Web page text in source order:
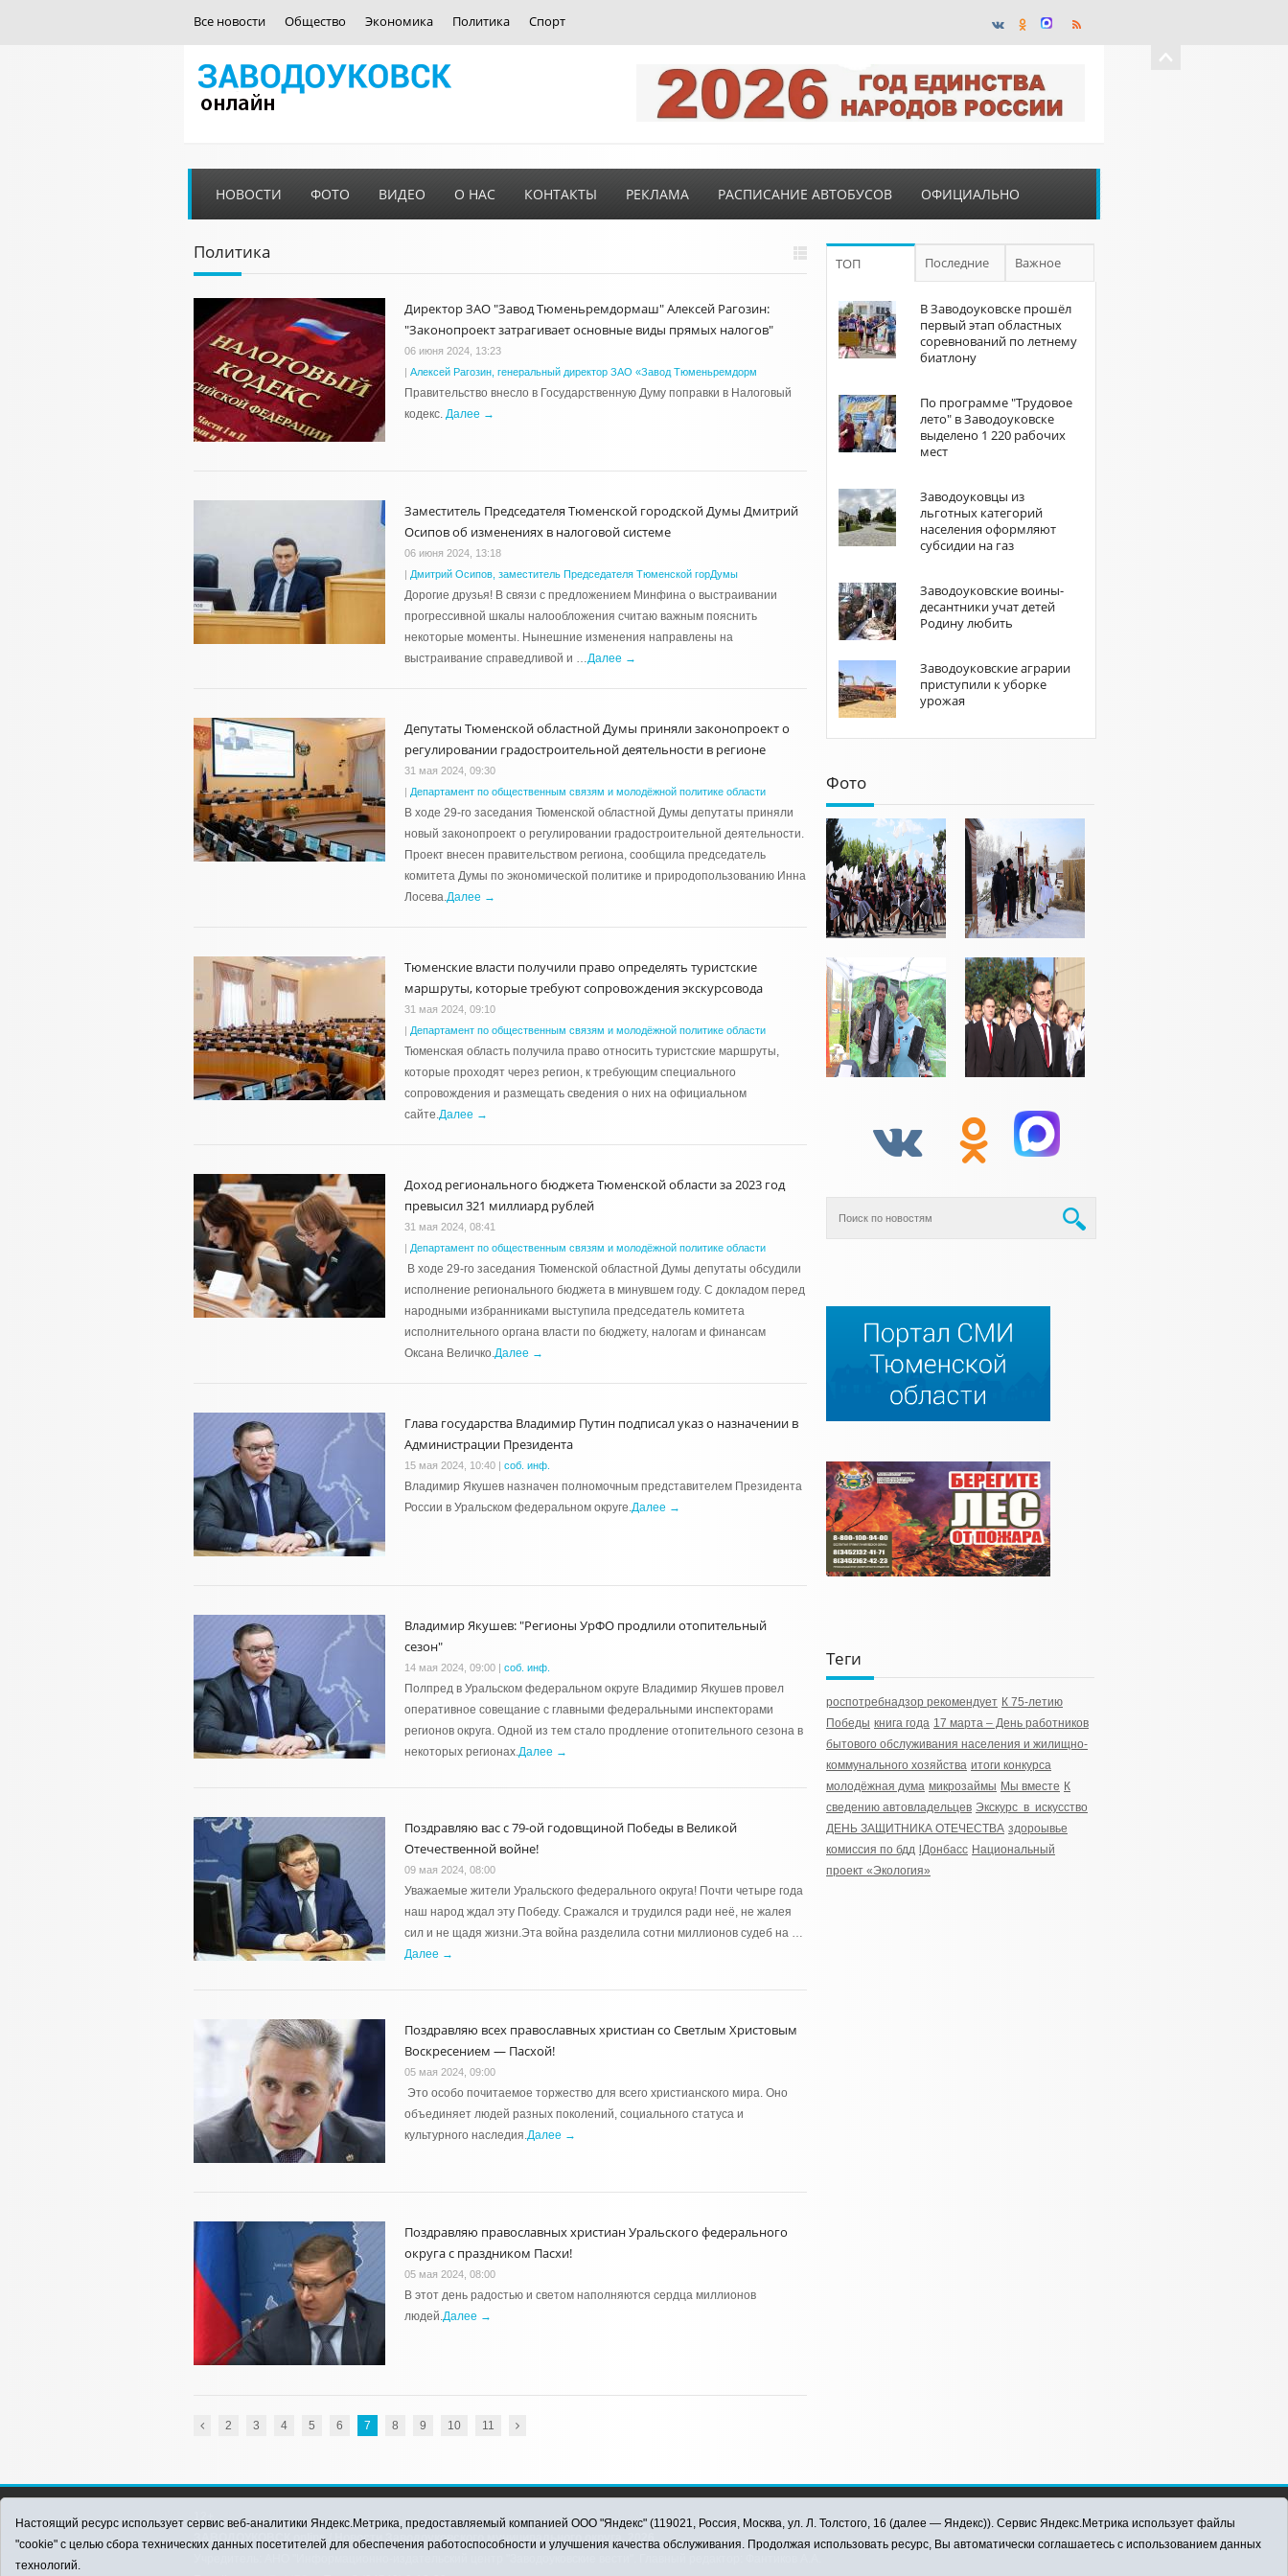
Все новости Общество Экономика Политика Спорт
НОВОСТИ ФОТО ВИДЕО О НАС КОНТАКТЫ РЕКЛАМА РАСПИСАНИЕ АВТОБУСОВ ОФИЦИАЛЬНО
Политика
Директор ЗАО "Завод Тюменьремдормаш" Алексей Рагозин:
"Законопроект затрагивает основные виды прямых налогов"
06 июня 2024, 13:23
| Алексей Рагозин, генеральный директор ЗАО «Завод Тюменьремдорм
Правительство внесло в Государственную Думу поправки в Налоговый
кодекс. Далее →
Заместитель Председателя Тюменской городской Думы Дмитрий
Осипов об изменениях в налоговой системе
06 июня 2024, 13:18
| Дмитрий Осипов, заместитель Председателя Тюменской горДумы
Дорогие друзья! В связи с предложением Минфина о выстраивании
прогрессивной шкалы налообложения считаю важным пояснить
некоторые моменты. Нынешние изменения направлены на
выстраивание справедливой и …Далее →
Депутаты Тюменской областной Думы приняли законопроект о
регулировании градостроительной деятельности в регионе
31 мая 2024, 09:30
| Департамент по общественным связям и молодёжной политике области
В ходе 29-го заседания Тюменской областной Думы депутаты приняли
новый законопроект о регулировании градостроительной деятельности.
Проект внесен правительством региона, сообщила председатель
комитета Думы по экономической политике и природопользованию Инна
Лосева.Далее →
Тюменские власти получили право определять туристские
маршруты, которые требуют сопровождения экскурсовода
31 мая 2024, 09:10
| Департамент по общественным связям и молодёжной политике области
Тюменская область получила право относить туристские маршруты,
которые проходят через регион, к требующим специального
сопровождения и размещать сведения о них на официальном
сайте.Далее →
Доход регионального бюджета Тюменской области за 2023 год
превысил 321 миллиард рублей
31 мая 2024, 08:41
| Департамент по общественным связям и молодёжной политике области
В ходе 29-го заседания Тюменской областной Думы депутаты обсудили
исполнение регионального бюджета в минувшем году. С докладом перед
народными избранниками выступила председатель комитета
исполнительного органа власти по бюджету, налогам и финансам
Оксана Величко.Далее →
Глава государства Владимир Путин подписал указ о назначении в
Администрации Президента
15 мая 2024, 10:40 | соб. инф.
Владимир Якушев назначен полномочным представителем Президента
России в Уральском федеральном округе.Далее →
Владимир Якушев: "Регионы УрФО продлили отопительный
сезон"
14 мая 2024, 09:00 | соб. инф.
Полпред в Уральском федеральном округе Владимир Якушев провел
оперативное совещание с главными федеральными инспекторами
регионов округа. Одной из тем стало продление отопительного сезона в
некоторых регионах.Далее →
Поздравляю вас с 79-ой годовщиной Победы в Великой
Отечественной войне!
09 мая 2024, 08:00
Уважаемые жители Уральского федерального округа! Почти четыре года
наш народ ждал эту Победу. Сражался и трудился ради неё, не жалея
сил и не щадя жизни.Эта война разделила сотни миллионов судеб на …
Далее →
Поздравляю всех православных христиан со Светлым Христовым
Воскресением — Пасхой!
05 мая 2024, 09:00
Это особо почитаемое торжество для всего христианского мира. Оно
объединяет людей разных поколений, социального статуса и
культурного наследия.Далее →
Поздравляю православных христиан Уральского федерального
округа с праздником Пасхи!
05 мая 2024, 08:00
В этот день радостью и светом наполняются сердца миллионов
людей.Далее →
2 3 4 5 6 7 8 9 10 11
ТОП Последние Важное
В Заводоуковске прошёл
первый этап областных
соревнований по летнему
биатлону
По программе "Трудовое
лето" в Заводоуковске
выделено 1 220 рабочих
мест
Заводоуковцы из
льготных категорий
населения оформляют
субсидии на газ
Заводоуковские воины-
десантники учат детей
Родину любить
Заводоуковские аграрии
приступили к уборке
урожая
Фото
Теги
роспотребнадзор рекомендует К 75-летию
Победы книга года 17 марта – День работников
бытового обслуживания населения и жилищно-
коммунального хозяйства итоги конкурса
молодёжная дума микрозаймы Мы вместе К
сведению автовладельцев Экскурс в искусство
ДЕНЬ ЗАЩИТНИКА ОТЕЧЕСТВА здороывье
комиссия по бдд lДонбасс Национальный
проект «Экология»
ЗАВОДОУКОВСК online / Новости Заводоуковского муниципального округа, 2026
Настоящий ресурс использует сервис веб-аналитики Яндекс.Метрика, предоставляемый компанией ООО "Яндекс" (119021, Россия, Москва, ул. Л. Толстого, 16 (далее — Яндекс)). Сервис Яндекс.Метрика использует файлы
"cookie" с целью сбора технических данных посетителей для обеспечения работоспособности и улучшения качества обслуживания. Продолжая использовать ресурс, Вы автоматически соглашаетесь с использованием данных
технологий.